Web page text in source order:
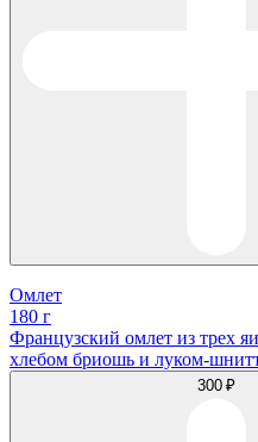
Омлет
180 г
Французский омлет из трех
хлебом бриошь и луком-
300 ₽